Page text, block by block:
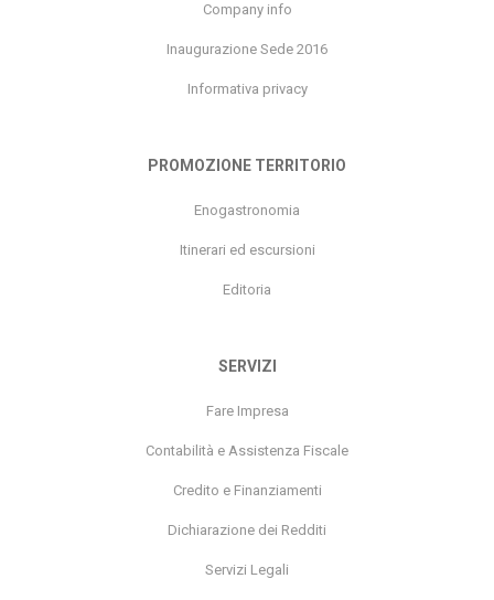
Company info
Inaugurazione Sede 2016
Informativa privacy
PROMOZIONE TERRITORIO
Enogastronomia
Itinerari ed escursioni
Editoria
SERVIZI
Fare Impresa
Contabilità e Assistenza Fiscale
Credito e Finanziamenti
Dichiarazione dei Redditi
Servizi Legali